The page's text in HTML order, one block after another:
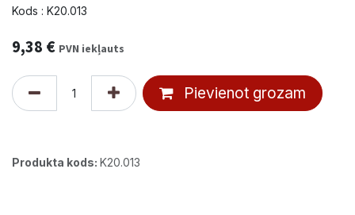
Kods : K20.013
9,38 € PVN iekļauts
Pievienot grozam
Produkta kods: K20.013